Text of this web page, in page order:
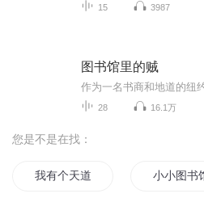
15 3987
图书馆里的贼
28 16.1万
您是不是在找：
我有个天道图书馆系统 小小图书